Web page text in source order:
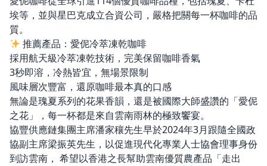
埃等，並與星巴克成立合資公司，嚴格把關每一杯咖啡的品
質。
推薦產品：愛伲冷萃凍乾咖啡
採用航天級冷萃凍乾技術，完美保留咖啡香氣
3秒即溶，冷熱皆宜，無場景限制
風味層次豐富，還原咖啡最本真的口感
無論是瑰夏系列的花果香韻，還是被國際大師盛讚的「愛伲
之花」，每一杯都是來自雲南雨林的極致饗宴。
協豐供應鏈集團主席潘家穰先生早於2024年3月跟隨全國政
協副主席梁振英先生，以促進現代化專業人士協會理事身份
到訪雲南， 希望以香港之長幫助雲南優質農產品「走出